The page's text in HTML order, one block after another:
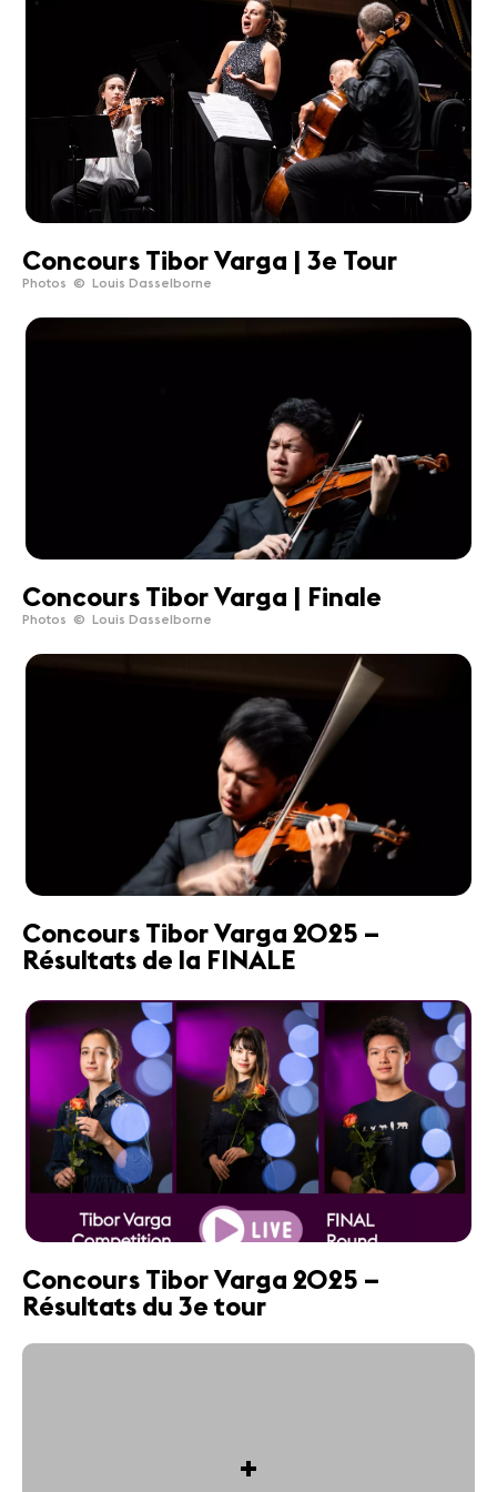
Concours Tibor Varga | 3e Tour
Photos © Louis Dasselborne
Concours Tibor Varga | Finale
Photos © Louis Dasselborne
Concours Tibor Varga 2025 –
Résultats de la FINALE
Concours Tibor Varga 2025 –
Résultats du 3e tour
+